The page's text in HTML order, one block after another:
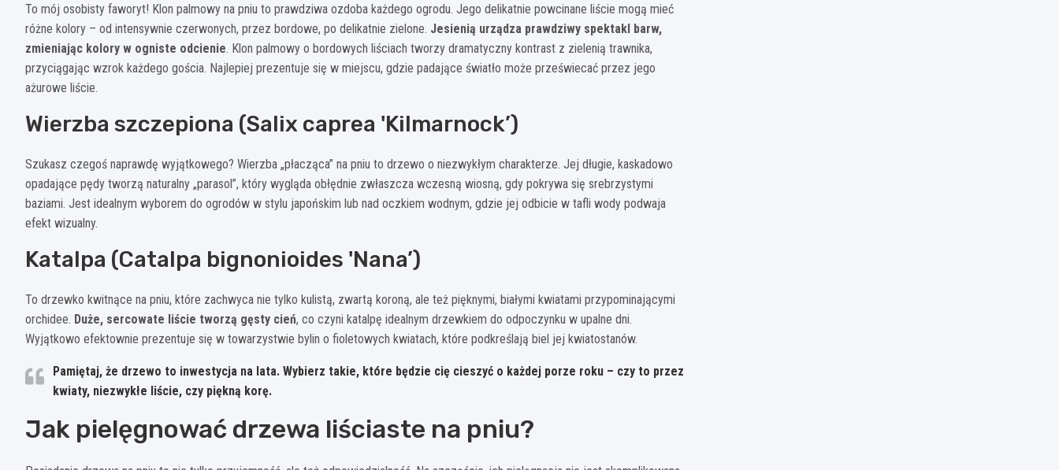
To mój osobisty faworyt! Klon palmowy na pniu to prawdziwa ozdoba każdego ogrodu. Jego delikatnie powcinane liście mogą mieć
różne kolory – od intensywnie czerwonych, przez bordowe, po delikatnie zielone. Jesienią urządza prawdziwy spektakl barw,
zmieniając kolory w ogniste odcienie. Klon palmowy o bordowych liściach tworzy dramatyczny kontrast z zielenią trawnika,
przyciągając wzrok każdego gościa. Najlepiej prezentuje się w miejscu, gdzie padające światło może przeświecać przez jego
ażurowe liście.
Wierzba szczepiona (Salix caprea 'Kilmarnock’)
Szukasz czegoś naprawdę wyjątkowego? Wierzba „płacząca” na pniu to drzewo o niezwykłym charakterze. Jej długie, kaskadowo
opadające pędy tworzą naturalny „parasol”, który wygląda obłędnie zwłaszcza wczesną wiosną, gdy pokrywa się srebrzystymi
baziami. Jest idealnym wyborem do ogrodów w stylu japońskim lub nad oczkiem wodnym, gdzie jej odbicie w tafli wody podwaja
efekt wizualny.
Katalpa (Catalpa bignonioides 'Nana’)
To drzewko kwitnące na pniu, które zachwyca nie tylko kulistą, zwartą koroną, ale też pięknymi, białymi kwiatami przypominającymi
orchidee. Duże, sercowate liście tworzą gęsty cień, co czyni katalpę idealnym drzewkiem do odpoczynku w upalne dni.
Wyjątkowo efektownie prezentuje się w towarzystwie bylin o fioletowych kwiatach, które podkreślają biel jej kwiatostanów.
Pamiętaj, że drzewo to inwestycja na lata. Wybierz takie, które będzie cię cieszyć o każdej porze roku – czy to przez
kwiaty, niezwykłe liście, czy piękną korę.
Jak pielęgnować drzewa liściaste na pniu?